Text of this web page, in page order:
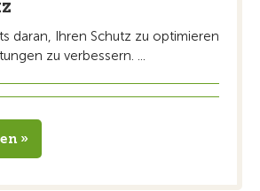
daran, Ihren Schutz zu optimieren
zu verbessern. ...
»